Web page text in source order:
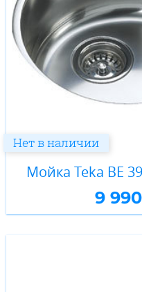
Мойка Teka BE
9
Нет в наличии